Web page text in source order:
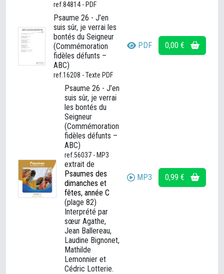
ref.84814 - PDF
Psaume 26 - J’en
suis sûr, je verrai les
bontés du Seigneur
(Commémoration
fidèles défunts –
ABC)
ref.16208 - Texte PDF
PDF 0,00 €
Psaume 26 - J’en
suis sûr, je verrai
les bontés du
Seigneur
(Commémoration
fidèles défunts –
ABC)
ref.56037 - MP3
extrait de
Psaumes des
dimanches et
fêtes, année C
(plage 82)
Interprété par
sœur Agathe,
Jean Ballereau,
Laudine Bignonet,
Mathilde
Lemonnier et
Cédric Lotterie.
MP3 0,99 €